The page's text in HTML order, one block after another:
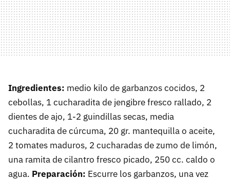
Ingredientes: medio kilo de garbanzos cocidos, 2
cebollas, 1 cucharadita de jengibre fresco rallado, 2
dientes de ajo, 1-2 guindillas secas, media
cucharadita de cúrcuma, 20 gr. mantequilla o aceite,
2 tomates maduros, 2 cucharadas de zumo de limón,
una ramita de cilantro fresco picado, 250 cc. caldo o
agua. Preparación: Escurre los garbanzos, una vez